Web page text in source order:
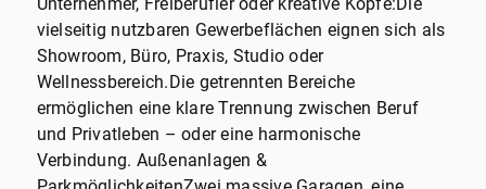
Unternehmer, Freiberufler oder kreative Köpfe:Die
vielseitig nutzbaren Gewerbeflächen eignen sich als
Showroom, Büro, Praxis, Studio oder
Wellnessbereich.Die getrennten Bereiche
ermöglichen eine klare Trennung zwischen Beruf
und Privatleben – oder eine harmonische
Verbindung. Außenanlagen &